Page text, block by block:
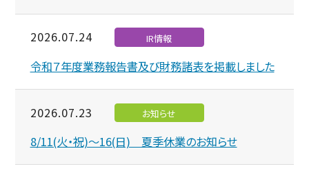
2026.07.24 IR情報
令和７年度業務報告書及び財務諸表を掲載しました
2026.07.23 お知らせ
8/11(火・祝)～16(日) 夏季休業のお知らせ